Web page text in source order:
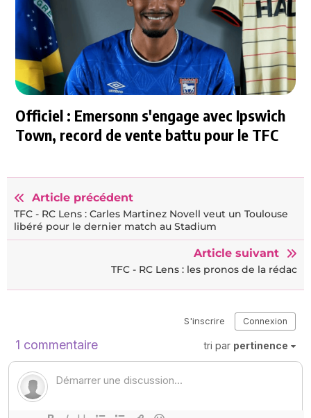
Officiel : Emersonn s'engage avec Ipswich
Town, record de vente battu pour le TFC
Article précédent
TFC - RC Lens : Carles Martinez Novell veut un Toulouse
libéré pour le dernier match au Stadium
Article suivant
TFC - RC Lens : les pronos de la rédac